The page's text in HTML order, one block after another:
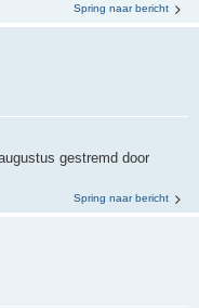
Spring naar bericht
gestremd door
Spring naar bericht